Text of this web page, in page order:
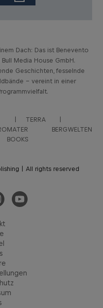
Dach: Das ist Benevento
Media House GmbH.
Geschichten, fesselnde
– vereint in einer
TERRA
MATER
BOOKS
BERGWELTEN
| All rights reserved